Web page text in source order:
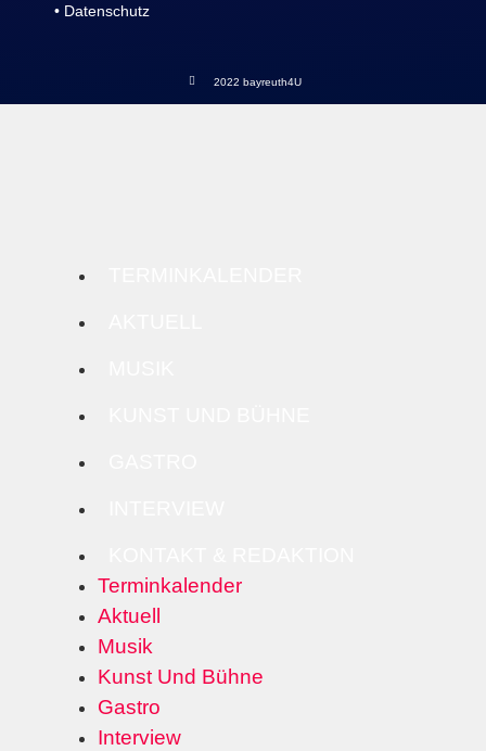
• Datenschutz
2022 bayreuth4U
Terminkalender
Aktuell
Musik
Kunst Und Bühne
Gastro
Interview